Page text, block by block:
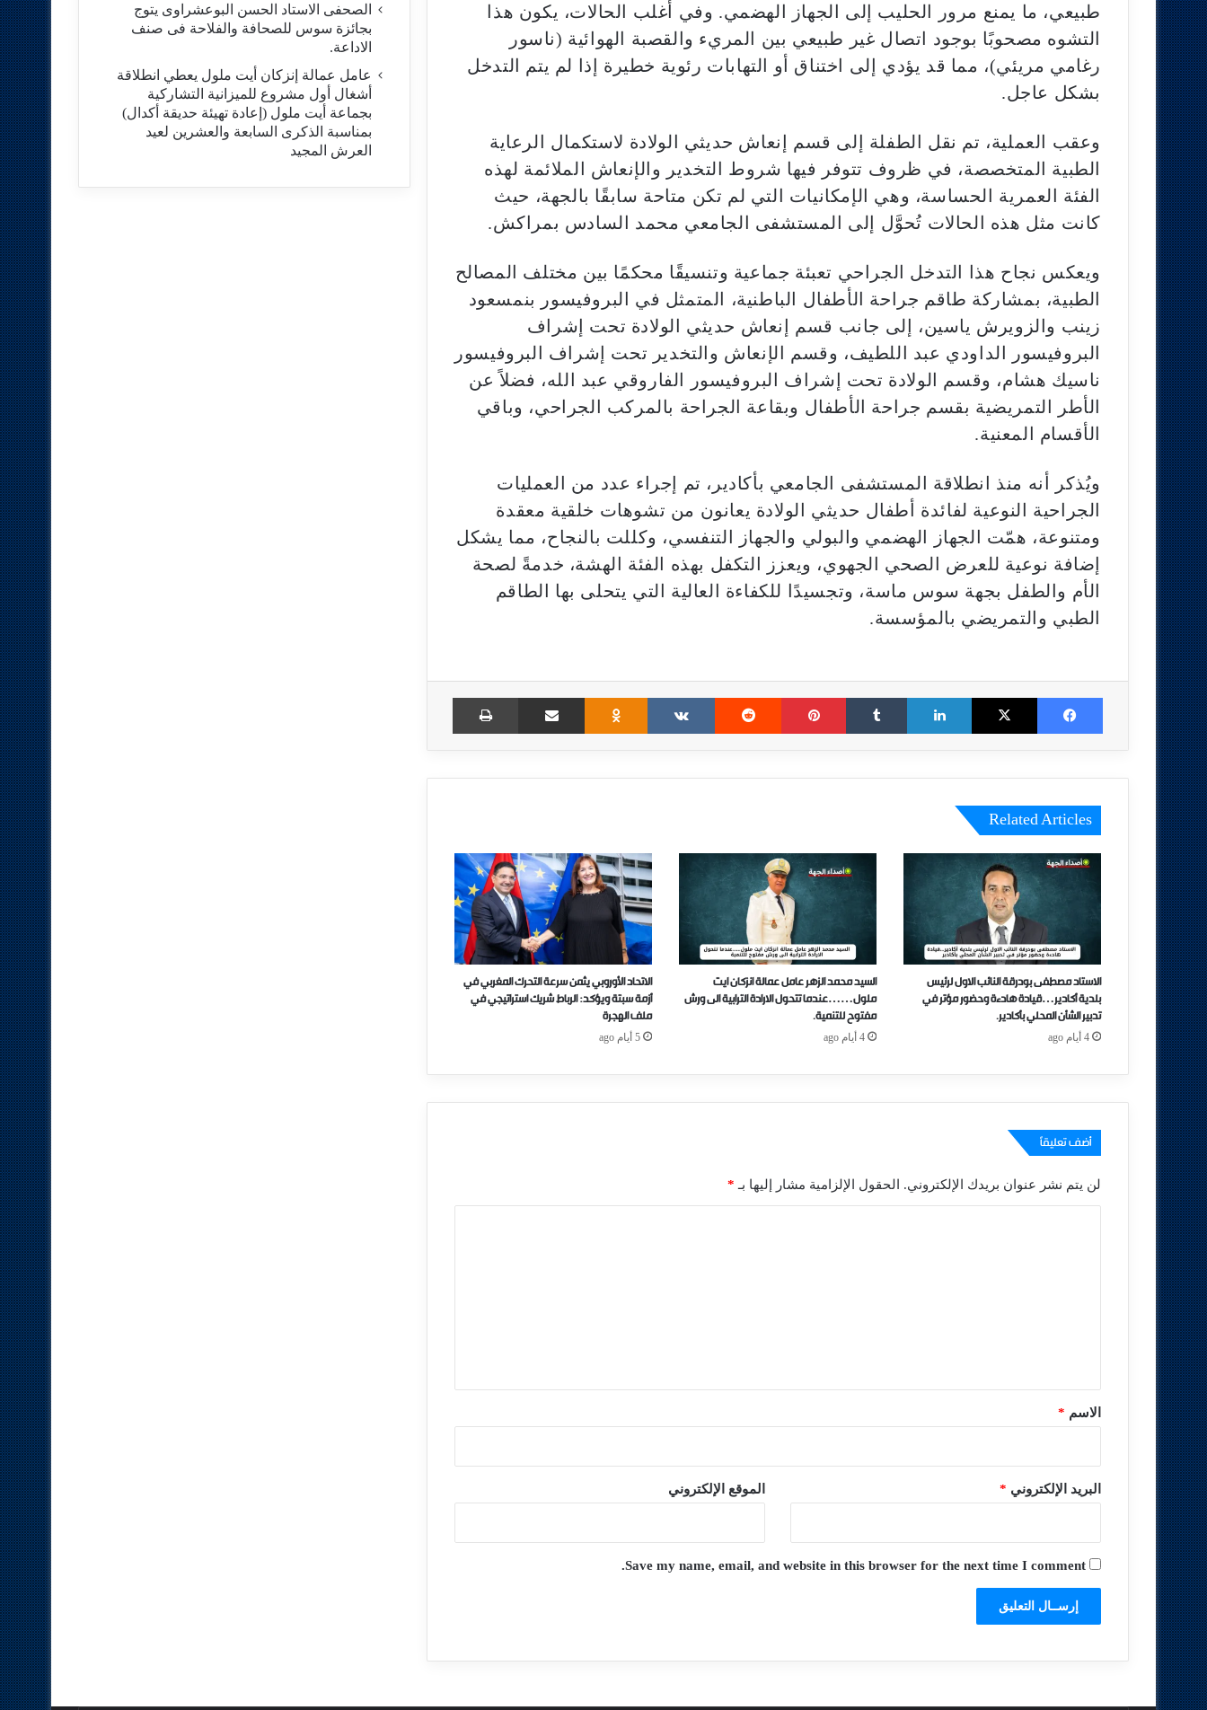
طبيعي، ما يمنع مرور الحليب إلى الجهاز الهضمي. وفي أغلب الحالات، يكون هذا
التشوه مصحوبًا بوجود اتصال غير طبيعي بين المريء والقصبة الهوائية (ناسور
رغامي مريئي)، مما قد يؤدي إلى اختناق أو التهابات رئوية خطيرة إذا لم يتم التدخل
بشكل عاجل.
وعقب العملية، تم نقل الطفلة إلى قسم إنعاش حديثي الولادة لاستكمال الرعاية
الطبية المتخصصة، في ظروف تتوفر فيها شروط التخدير والإنعاش الملائمة لهذه
الفئة العمرية الحساسة، وهي الإمكانيات التي لم تكن متاحة سابقًا بالجهة، حيث
كانت مثل هذه الحالات تُحوَّل إلى المستشفى الجامعي محمد السادس بمراكش.
ويعكس نجاح هذا التدخل الجراحي تعبئة جماعية وتنسيقًا محكمًا بين مختلف المصالح
الطبية، بمشاركة طاقم جراحة الأطفال الباطنية، المتمثل في البروفيسور بنمسعود
زينب والزويرش ياسين، إلى جانب قسم إنعاش حديثي الولادة تحت إشراف
البروفيسور الداودي عبد اللطيف، وقسم الإنعاش والتخدير تحت إشراف البروفيسور
ناسيك هشام، وقسم الولادة تحت إشراف البروفيسور الفاروقي عبد الله، فضلاً عن
الأطر التمريضية بقسم جراحة الأطفال وبقاعة الجراحة بالمركب الجراحي، وباقي
الأقسام المعنية.
ويُذكر أنه منذ انطلاقة المستشفى الجامعي بأكادير، تم إجراء عدد من العمليات
الجراحية النوعية لفائدة أطفال حديثي الولادة يعانون من تشوهات خلقية معقدة
ومتنوعة، همّت الجهاز الهضمي والبولي والجهاز التنفسي، وكللت بالنجاح، مما يشكل
إضافة نوعية للعرض الصحي الجهوي، ويعزز التكفل بهذه الفئة الهشة، خدمةً لصحة
الأم والطفل بجهة سوس ماسة، وتجسيدًا للكفاءة العالية التي يتحلى بها الطاقم
الطبي والتمريضي بالمؤسسة.
Facebook
X
LinkedIn
Tumblr
Pinterest
Reddit
VKontakte
Odnoklassniki
Share via Email
Print
Related Articles
الاستاد مصطفى بودرقة النائب الاول لرئيس
بلدية أكادير…قيادة هادءة وحضور مؤتر في
تدبير الشأن المحلي بأكادير.
4 أيام ago
السيد محمد الزهر عامل عمالة انزكان ايت
ملول……عندما تتحول الارادة الترابية الى ورش
مفتوح للتنمية.
4 أيام ago
الاتحاد الأوروبي يثمن سرعة التحرك المغربي في
أزمة سبتة ويؤكد: الرباط شريك استراتيجي في
ملف الهجرة
5 أيام ago
أضف تعليقاً
لن يتم نشر عنوان بريدك الإلكتروني. الحقول الإلزامية مشار إليها بـ *
*الاسم *
البريد الإلكتروني * الموقع الإلكتروني
Save my name, email, and website in this browser for the next time I comment.
الصحفى الاستاد الحسن البوعشراوى يتوج
بجائزة سوس للصحافة والفلاحة فى صنف
الاداعة.
عامل عمالة إنزكان أيت ملول يعطي انطلاقة
أشغال أول مشروع للميزانية التشاركية
بجماعة أيت ملول (إعادة تهيئة حديقة أكدال)
بمناسبة الذكرى السابعة والعشرين لعيد
العرش المجيد